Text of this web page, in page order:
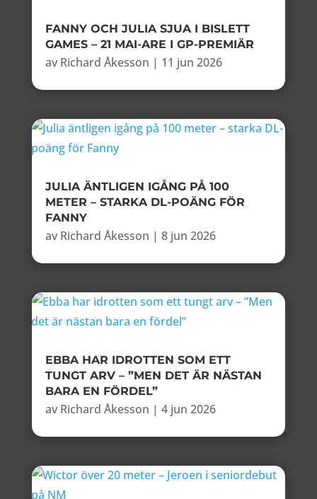
FANNY OCH JULIA SJUA I BISLETT
GAMES – 21 MAI-ARE I GP-PREMIÄR
av Richard Åkesson | 11 jun 2026
JULIA ÄNTLIGEN IGÅNG PÅ 100
METER – STARKA DL-POÄNG FÖR
FANNY
av Richard Åkesson | 8 jun 2026
EBBA HAR IDROTTEN SOM ETT
TUNGT ARV – ”MEN DET ÄR NÄSTAN
BARA EN FÖRDEL”
av Richard Åkesson | 4 jun 2026